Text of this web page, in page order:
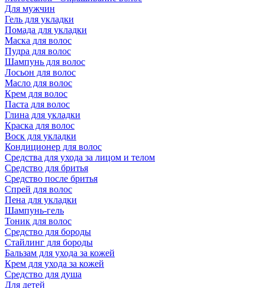
Для мужчин
Гель для укладки
Помада для укладки
Маска для волос
Пудра для волос
Шампунь для волос
Лосьон для волос
Масло для волос
Крем для волос
Паста для волос
Глина для укладки
Краска для волос
Воск для укладки
Кондиционер для волос
Средства для ухода за лицом и телом
Средство для бритья
Средство после бритья
Спрей для волос
Пена для укладки
Шампунь-гель
Тоник для волос
Средство для бороды
Стайлинг для бороды
Бальзам для ухода за кожей
Крем для ухода за кожей
Средство для душа
Для детей